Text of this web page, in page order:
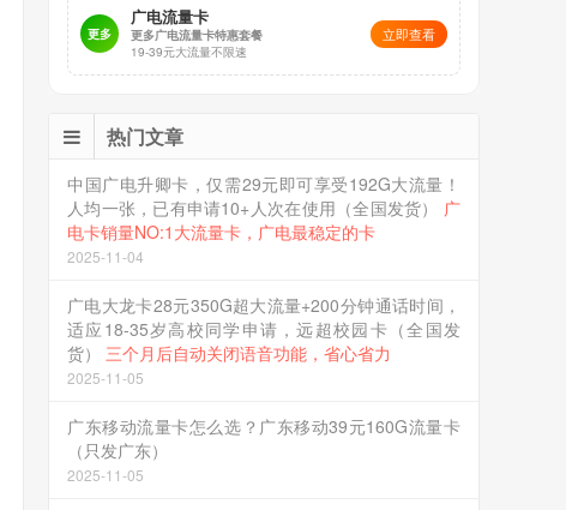
更多
广电流量卡
更多广电流量卡特惠套餐
19-39元大流量不限速
立即查看
热门文章
中国广电升卿卡，仅需29元即可享受192G大流量！
人均一张，已有申请10+人次在使用（全国发货） 广
电卡销量NO:1大流量卡，广电最稳定的卡
2025-11-04
广电大龙卡28元350G超大流量+200分钟通话时间，
适应18-35岁高校同学申请，远超校园卡（全国发
货） 三个月后自动关闭语音功能，省心省力
2025-11-05
广东移动流量卡怎么选？广东移动39元160G流量卡
（只发广东）
2025-11-05